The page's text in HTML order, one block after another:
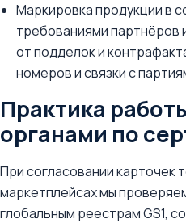
Маркировка продукции в
требованиями партнёров
от подделок и
номеров и связки с
Практика
органами по
При согласовании карточек
маркетплейсах мы
глобальным реестрам GS1,